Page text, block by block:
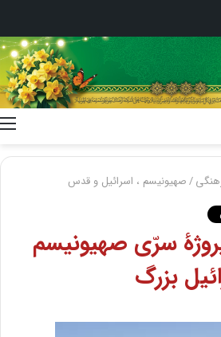
/صهیونیسم ، اسرائیل و قدس
سرّی صهیونیسم
بزرگ